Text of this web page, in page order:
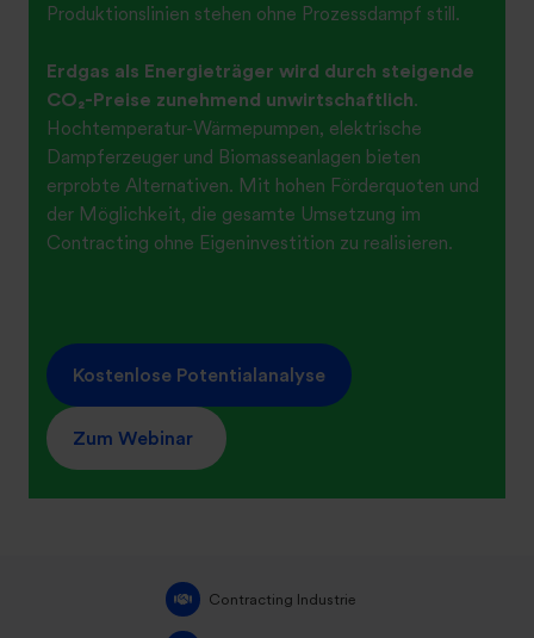
Produktionslinien stehen ohne Prozessdampf still.
Erdgas als Energieträger wird durch steigende
CO₂-Preise zunehmend unwirtschaftlich.
Hochtemperatur-Wärmepumpen, elektrische
Dampferzeuger und Biomasseanlagen bieten
erprobte Alternativen. Mit hohen Förderquoten und
der Möglichkeit, die gesamte Umsetzung im
Contracting ohne Eigeninvestition zu realisieren.
Kostenlose Potentialanalyse
Zum Webinar
Contracting Industrie